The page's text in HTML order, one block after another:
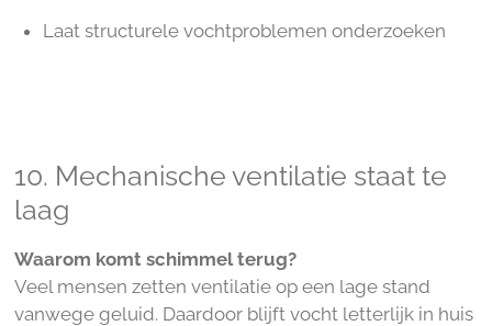
Laat structurele vochtproblemen onderzoeken
10. Mechanische ventilatie staat te
laag
Waarom komt schimmel terug?
Veel mensen zetten ventilatie op een lage stand
vanwege geluid. Daardoor blijft vocht letterlijk in huis